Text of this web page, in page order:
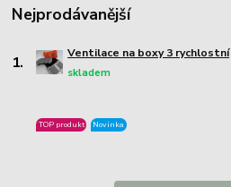
Nejprodávanější
1. Ventilace na boxy 3 rychlostní
skladem
TOP produkt Novinka